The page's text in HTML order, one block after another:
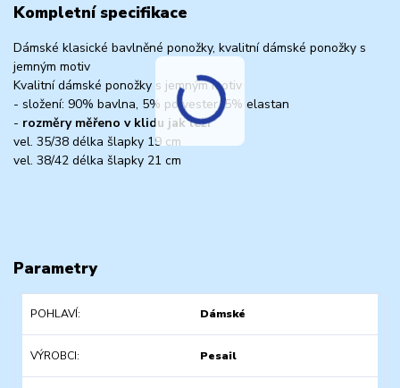
Kompletní specifikace
Dámské klasické bavlněné ponožky, kvalitní dámské ponožky s
jemným motiv
Kvalitní dámské ponožky s jemným motiv
- složení: 90% bavlna, 5% polyester, 5% elastan
- rozměry měřeno v klidu jak leží
vel. 35/38 délka šlapky 19 cm
vel. 38/42 délka šlapky 21 cm
Parametry
POHLAVÍ Dámské
VÝROBCI Pesail